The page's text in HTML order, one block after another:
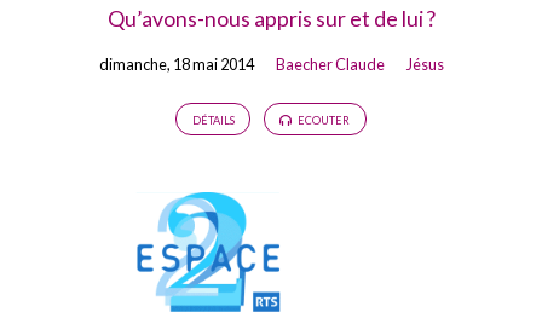
Qu’avons-nous appris sur et de lui ?
dimanche, 18 mai 2014 Baecher Claude Jésus
DÉTAILS ECOUTER